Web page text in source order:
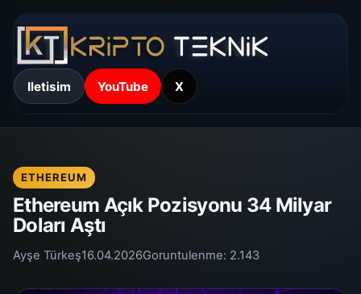
Iletisim YouTube X
ETHEREUM
Ethereum Açık Pozisyonu 34 Milyar
Doları Aştı
Ayşe Türkeş16.04.2026Goruntulenme: 2.143